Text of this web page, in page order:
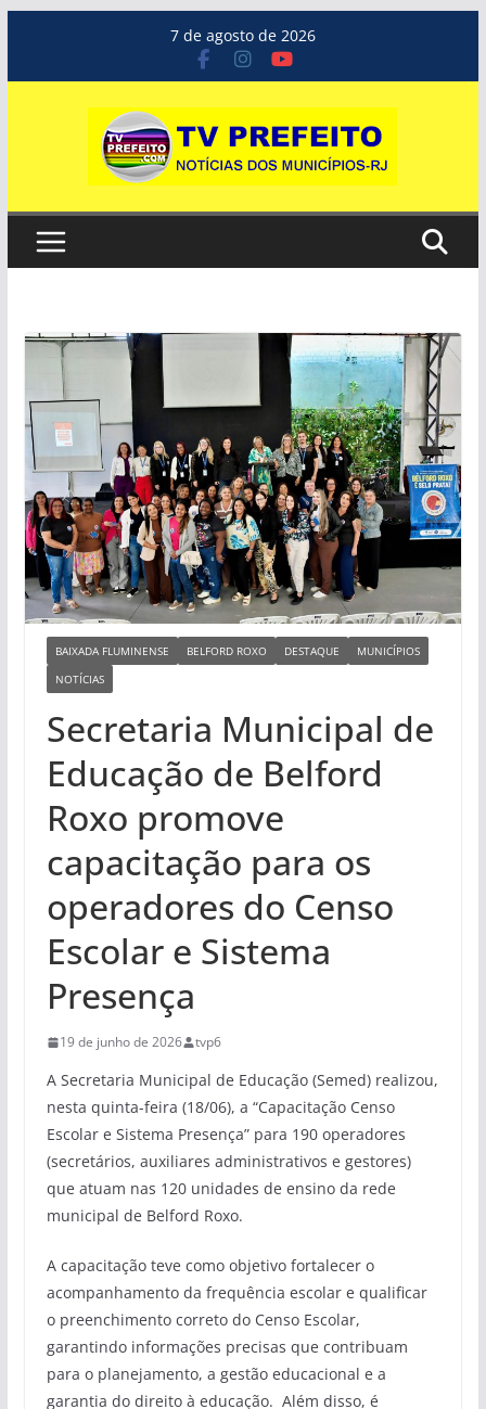
o
7 de agosto de 2026
BAIXADA FLUMINENSE BELFORD ROXO DESTAQUE
MUNICÍPIOS
NOTÍCIAS
Secretaria Municipal de
Educação de Belford
Roxo promove
capacitação para os
operadores do Censo
Escolar e Sistema
Presença
19 de junho de 2026 tvp6
A Secretaria Municipal de Educação (Semed) realizou,
nesta quinta-feira (18/06), a “Capacitação Censo
Escolar e Sistema Presença” para 190 operadores
(secretários, auxiliares administrativos e gestores)
que atuam nas 120 unidades de ensino da rede
municipal de Belford Roxo.
A capacitação teve como objetivo fortalecer o
acompanhamento da frequência escolar e qualificar
o preenchimento correto do Censo Escolar,
garantindo informações precisas que contribuam
para o planejamento, a gestão educacional e a
garantia do direito à educação. Além disso, é